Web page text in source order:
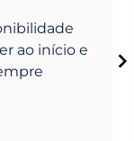
ao início e